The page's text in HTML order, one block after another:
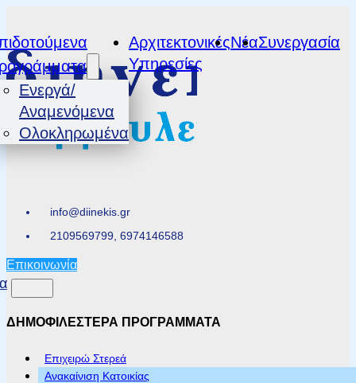
info@diinekis.gr
2109569799, 6974146588
Επικοινωνία
Ενεργά/
Αναμενόμενα
Ολοκληρωμένα
Αρχιτεκτονικές
Υπηρεσίες
ΝέαΣυνεργασία
ΔΗΜΟΦΙΛΕΣΤΕΡΑ ΠΡΟΓΡΑΜΜΑΤΑ
Επιχειρώ Στερεά
Ανακαίνιση Κατοικίας